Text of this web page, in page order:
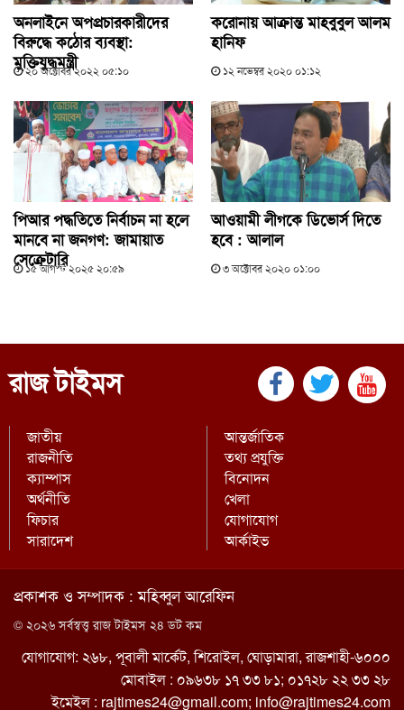
অনলাইনে অপপ্রচারকারীদের
বিরুদ্ধে কঠোর ব্যবস্থা:
মুক্তিযুদ্ধমন্ত্রী
২০ অক্টোবর ২০২২ ০৫:১০
করোনায় আক্রান্ত মাহবুবুল আলম
হানিফ
১২ নভেম্বর ২০২০ ০১:১২
পিআর পদ্ধতিতে নির্বাচন না হলে
মানবে না জনগণ: জামায়াত
সেক্রেটারি
১৫ আগস্ট ২০২৫ ২০:৫৯
আওয়ামী লীগকে ডিভোর্স দিতে
হবে : আলাল
৩ অক্টোবর ২০২০ ০১:০০
রাজ টাইমস
জাতীয়
রাজনীতি
আন্তর্জাতিক
তথ্য প্রযুক্তি
ক্যাম্পাস
অর্থনীতি
বিনোদন
খেলা
ফিচার
সারাদেশ
যোগাযোগ
আর্কাইভ
প্রকাশক ও সম্পাদক : মহিব্বুল আরেফিন
© ২০২৬ সর্বস্বত্ত্ব রাজ টাইমস ২৪ ডট কম
যোগাযোগ: ২৬৮, পূবালী মার্কেট, শিরোইল, ঘোড়ামারা, রাজশাহী-৬০০০
মোবাইল : ০৯৬৩৮ ১৭ ৩৩ ৮১; ০১৭২৮ ২২ ৩৩ ২৮
ইমেইল : rajtimes24@gmail.com; info@rajtimes24.com